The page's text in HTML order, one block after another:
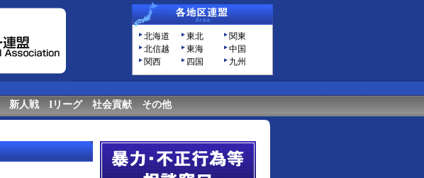
北海道 東北
関東
北信越
東海
中国
関西
四国 九州
新人戦 Iリーグ 社会貢献 その他